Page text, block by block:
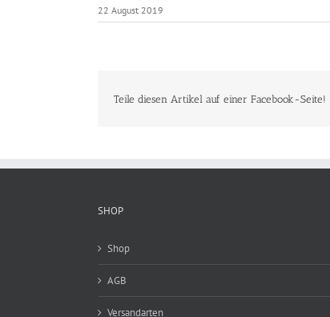
22 August 2019
Teile diesen Artikel auf einer Facebook-Seite!
SHOP
Shop
AGB
Versandarten